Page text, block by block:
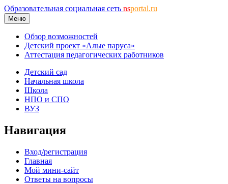
Образовательная социальная сеть nsportal.ru
Меню
Обзор возможностей
Детский проект «Алые паруса»
Аттестация педагогических работников
Детский сад
Начальная школа
Школа
НПО и СПО
ВУЗ
Навигация
Вход/регистрация
Главная
Мой мини-сайт
Ответы на вопросы